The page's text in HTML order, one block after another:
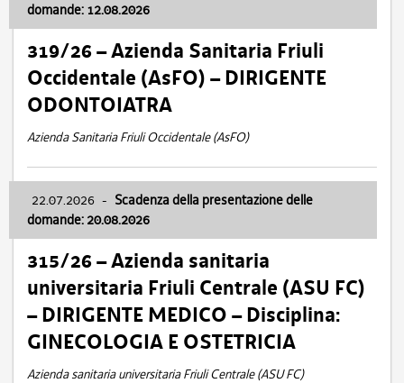
domande: 12.08.2026
319/26 – Azienda Sanitaria Friuli
Occidentale (AsFO) – DIRIGENTE
ODONTOIATRA
Azienda Sanitaria Friuli Occidentale (AsFO)
22.07.2026 - Scadenza della presentazione delle
domande: 20.08.2026
315/26 – Azienda sanitaria
universitaria Friuli Centrale (ASU FC)
– DIRIGENTE MEDICO – Disciplina:
GINECOLOGIA E OSTETRICIA
Azienda sanitaria universitaria Friuli Centrale (ASU FC)